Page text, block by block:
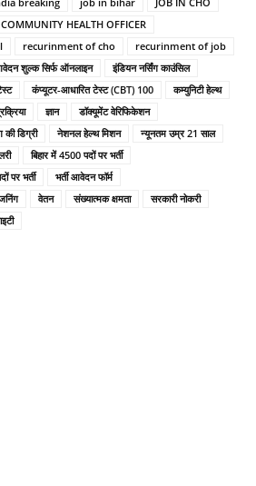
HEALTH OFFICER
recurinment of cho
recurinment of job
शुल्क सिर्फ ऑनलाइन
इंडियन नर्सिंग काउंसिल
कंप्यूटर-आधारित टेस्ट (CBT) 100
कम्युनिटी हेल्थ
ज्ञान
डॉक्यूमेंट वेरिफिकेशन
की डिग्री नेशनल हेल्थ मिशन
न्यूनतम उम्र 21 साल
बिहार में 4500 पदों पर भर्ती
पर भर्ती
भर्ती आवेदन फॉर्म
वेतन संख्यात्मक क्षमता
सरकारी नोकरी